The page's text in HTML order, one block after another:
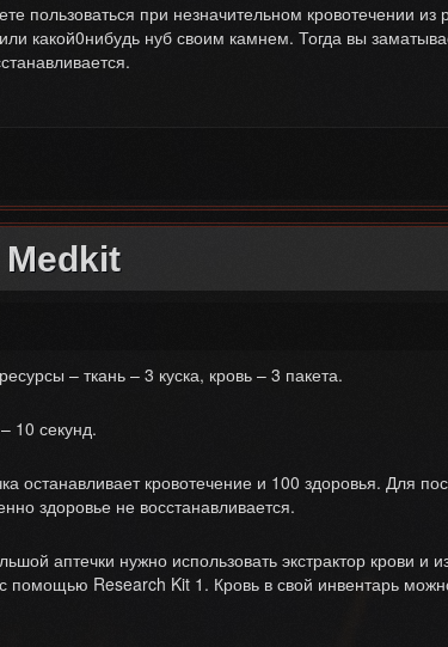
пользоваться при незначительном кровотечении
какой0нибудь нуб своим камнем. Тогда вы
– ткань – 3 куска, кровь – 3 пакета.
10 секунд.
останавливает кровотечение и 100 здоровья. Для
здоровье не восстанавливается.
аптечки нужно использовать экстрактор крови и
помощью Research Kit 1. Кровь в свой инвентарь